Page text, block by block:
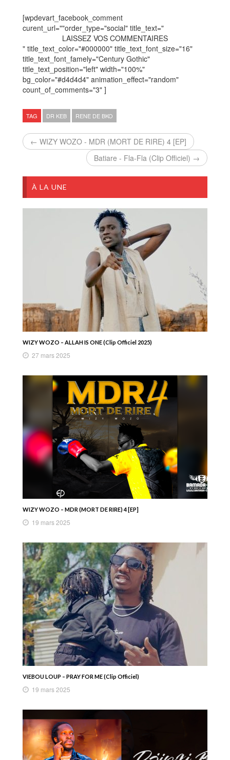
[wpdevart_facebook_comment
curent_url=""order_type="social" title_text="
LAISSEZ VOS COMMENTAIRES
" title_text_color="#000000" title_text_font_size="16"
title_text_font_famely="Century Gothic"
title_text_position="left" width="100%"
bg_color="#d4d4d4" animation_effect="random"
count_of_comments="3" ]
TAG DR KEB RENE DE BKO
← WIZY WOZO - MDR (MORT DE RIRE) 4 [EP]
Batiare - Fla-Fla (Clip Officiel) →
À LA UNE
WIZY WOZO – ALLAH IS ONE (Clip Officiel 2025)
27 mars 2025
WIZY WOZO – MDR (MORT DE RIRE) 4 [EP]
19 mars 2025
VIEBOU LOUP – PRAY FOR ME (Clip Officiel)
19 mars 2025